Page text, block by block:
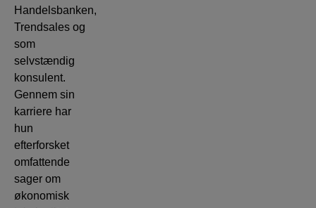
Handelsbanken,
Trendsales og
som
selvstændig
konsulent.
Gennem sin
karriere har
hun
efterforsket
omfattende
sager om
økonomisk